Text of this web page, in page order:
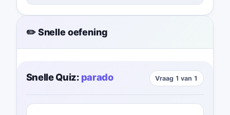
✏️ Snelle oefening
Snelle Quiz: parado Vraag 1 van 1